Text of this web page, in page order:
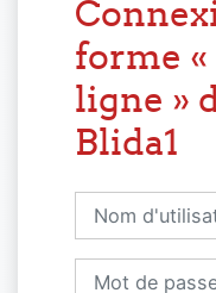
forme
ligne »
Blida1
Nom d'utilisateur
Mot de passe